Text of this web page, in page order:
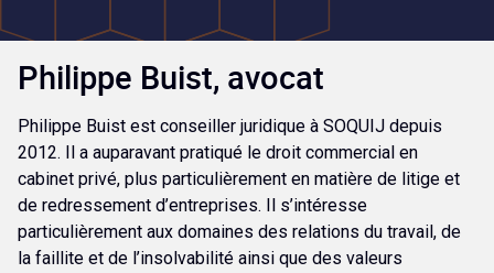
Philippe Buist, avocat
Philippe Buist est conseiller juridique à SOQUIJ depuis
2012. Il a auparavant pratiqué le droit commercial en
cabinet privé, plus particulièrement en matière de litige et
de redressement d’entreprises. Il s’intéresse
particulièrement aux domaines des relations du travail, de
la faillite et de l’insolvabilité ainsi que des valeurs